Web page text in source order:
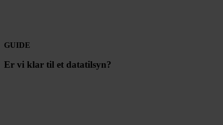
GUIDE
Er vi klar til et datatilsyn?